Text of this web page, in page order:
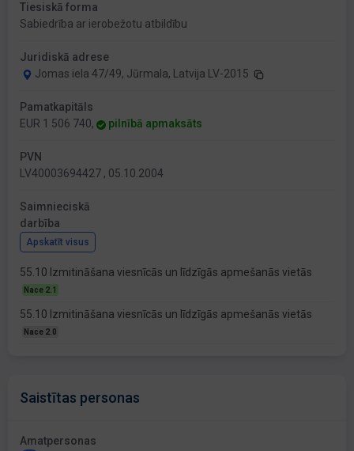
Tiesiskā forma
Sabiedrība ar ierobežotu atbildību
Juridiskā adrese
Jomas iela 47/49, Jūrmala, Latvija LV-2015
Pamatkapitāls
EUR 1 506 740,
pilnībā apmaksāts
PVN
LV40003694427 , 05.10.2004
Saimnieciskā
darbība
Apskatīt visus
55.10 Izmitināšana viesnīcās un līdzīgās apmešanās vietās
Nace 2.1
55.10 Izmitināšana viesnīcās un līdzīgās apmešanās vietās
Nace 2.0
Saistītas personas
Amatpersonas